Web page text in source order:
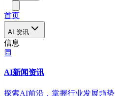
首页
AI 资讯
信息
AI新闻资讯
探索AI前沿，掌握行业发展趋势